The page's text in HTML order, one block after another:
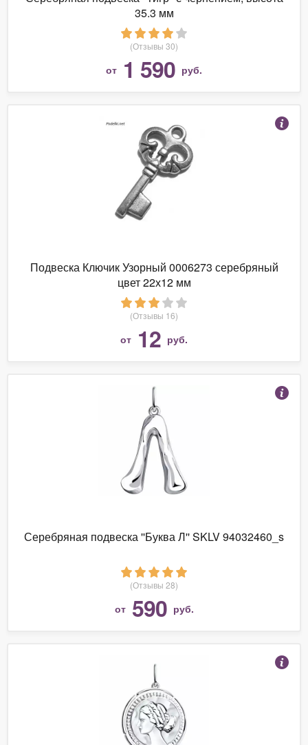
35.3 мм
(Отзывы 30)
от 1 590 руб.
Подвеска Ключик Узорный 0006273 серебряный
цвет 22х12 мм
(Отзывы 16)
от 12 руб.
Серебряная подвеска ''Буква Л'' SKLV 94032460_s
(Отзывы 28)
от 590 руб.